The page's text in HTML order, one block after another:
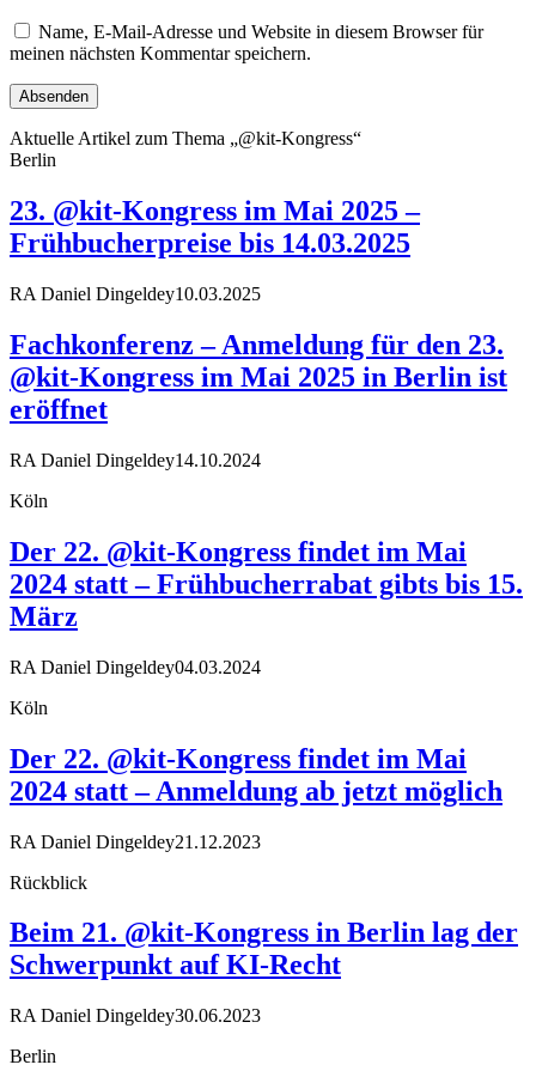
Name, E-Mail-Adresse und Website in diesem Browser für
meinen nächsten Kommentar speichern.
Aktuelle Artikel zum Thema „@kit-Kongress“
Berlin
23. @kit-Kongress im Mai 2025 –
Frühbucherpreise bis 14.03.2025
RA Daniel Dingeldey10.03.2025
Fachkonferenz – Anmeldung für den 23.
@kit-Kongress im Mai 2025 in Berlin ist
eröffnet
RA Daniel Dingeldey14.10.2024
Köln
Der 22. @kit-Kongress findet im Mai
2024 statt – Frühbucherrabat gibts bis 15.
März
RA Daniel Dingeldey04.03.2024
Köln
Der 22. @kit-Kongress findet im Mai
2024 statt – Anmeldung ab jetzt möglich
RA Daniel Dingeldey21.12.2023
Rückblick
Beim 21. @kit-Kongress in Berlin lag der
Schwerpunkt auf KI-Recht
RA Daniel Dingeldey30.06.2023
Berlin